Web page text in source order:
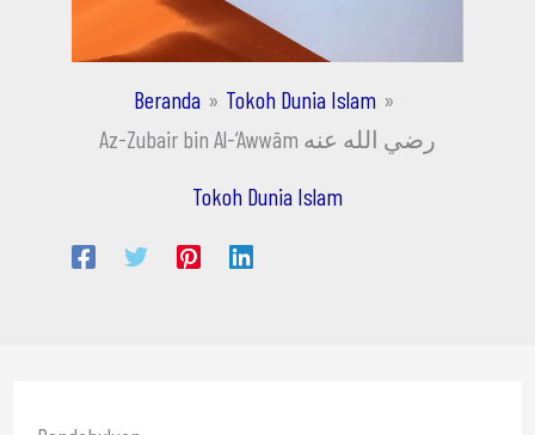
Beranda
Tokoh Dunia Islam
Az-Zubair bin Al-‘Awwām رضي الله عنه
Tokoh Dunia Islam